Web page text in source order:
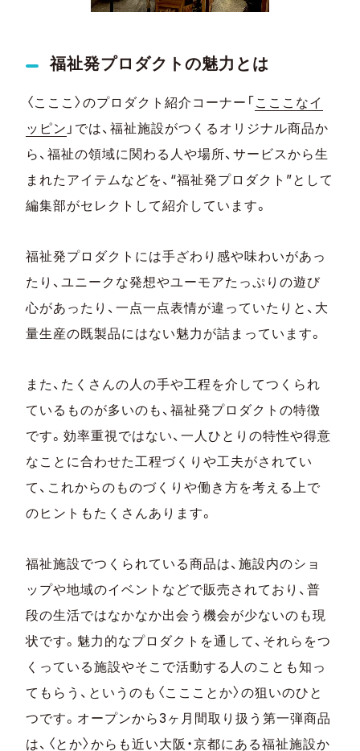
福祉発プロダクトの魅力とは
〈こここ〉のプロダクト紹介コーナー「 こここなイ
ッピン 」では、福祉施設がつくるオリジナル商品か
ら、福祉の領域に関わる人や場所、サービスから生
まれたアイテムなどを、“福祉発プロダクト”として
編集部がセレクトして紹介しています。
福祉発プロダクトには手ざわり感や味わいがあっ
たり、ユニークな発想やユーモアたっぷりの遊び
心があったり、一点一点表情が違っていたりと、大
量生産の既製品にはない魅力が詰まっています。
また、たくさんの人の手や工程を介してつくられ
ているものが多いのも、福祉発プロダクトの特徴
です。効率重視ではない、一人ひとりの特性や得意
なことに合わせた工程づくりや工夫がされてい
て、これからのものづくりや働き方を考える上で
のヒントもたくさんあります。
福祉施設でつくられている商品は、施設内のショ
ップや地域のイベントなどで販売されており、普
段の生活ではなかなか出会う機会が少ないのも現
状です。魅力的なプロダクトを通して、それらをつ
くっている施設やそこで活動する人のことも知っ
てもらう、というのも〈ここことか〉の狙いのひと
つです。オープンから3ヶ月間取り扱う第一弾商品
は、〈とか〉からも近い大阪・京都にある福祉施設か